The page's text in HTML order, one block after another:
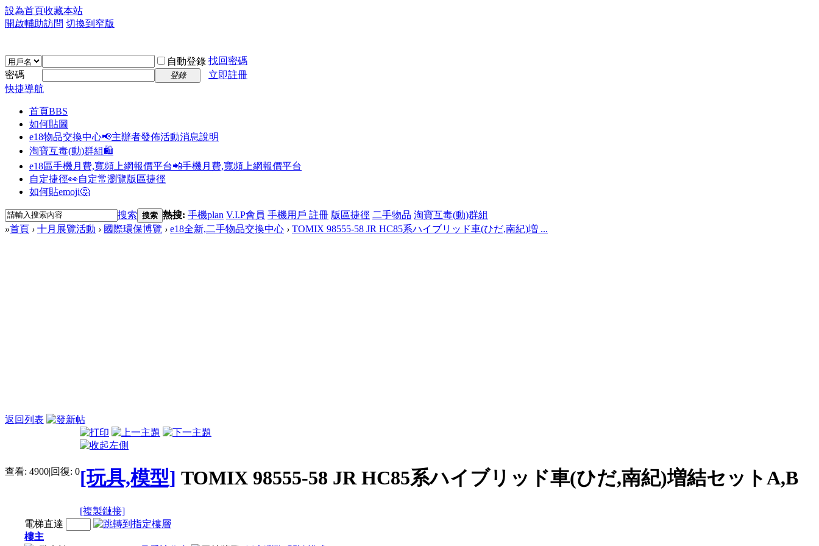
設為首頁收藏本站
開啟輔助訪問 切換到窄版
自動登錄 找回密碼
密碼
登錄
立即註冊
快捷導航
首頁BBS
如何貼圖
e18物品交換中心📢主辦者發佈活動消息說明
淘寶互毒(動)群組🛍️
e18區手機月費,寬頻上網報價平台📲手機月費,寬頻上網報價平台
自定捷徑👀自定常瀏覽版區捷徑
如何貼emoji🤔
搜索 搜索 熱搜: 手機plan V.I.P會員 手機用戶 註冊 版區捷徑 二手物品 淘寶互毒(動)群組
»首頁 › 十月展覽活動 › 國際環保博覽 › e18全新,二手物品交換中心 › TOMIX 98555-58 JR HC85系ハイブリッド車(ひだ,南紀)増 ...
返回列表
查看: 4900|回復: 0[玩具,模型] TOMIX 98555-58 JR HC85系ハイブリッド車(ひだ,南紀)増結セットA,B
[複製鏈接]
電梯直達
樓主